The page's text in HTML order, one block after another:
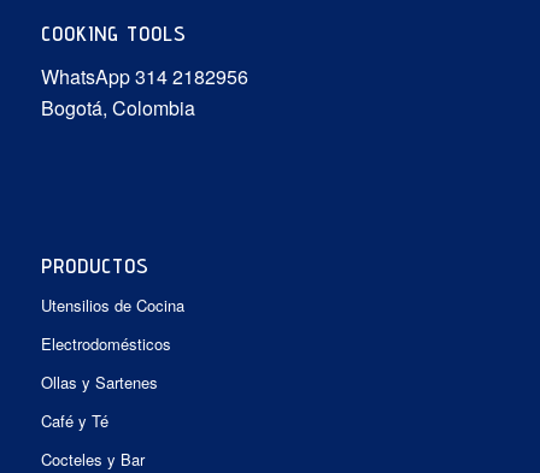
COOKING TOOLS
WhatsApp 314 2182956
Bogotá, Colombia
PRODUCTOS
Utensilios de Cocina
Electrodomésticos
Ollas y Sartenes
Café y Té
Cocteles y Bar